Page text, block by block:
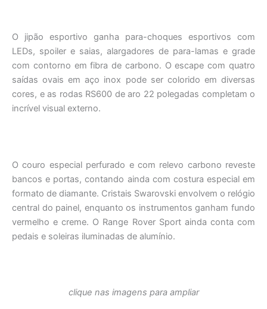
O jipão esportivo ganha para-choques esportivos com
LEDs, spoiler e saias, alargadores de para-lamas e grade
com contorno em fibra de carbono. O escape com quatro
saídas ovais em aço inox pode ser colorido em diversas
cores, e as rodas RS600 de aro 22 polegadas completam o
incrível visual externo.
O couro especial perfurado e com relevo carbono reveste
bancos e portas, contando ainda com costura especial em
formato de diamante. Cristais Swarovski envolvem o relógio
central do painel, enquanto os instrumentos ganham fundo
vermelho e creme. O Range Rover Sport ainda conta com
pedais e soleiras iluminadas de alumínio.
clique nas imagens para ampliar